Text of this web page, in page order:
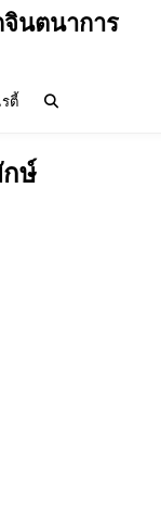
นตนาการ
ตี้
ษ์